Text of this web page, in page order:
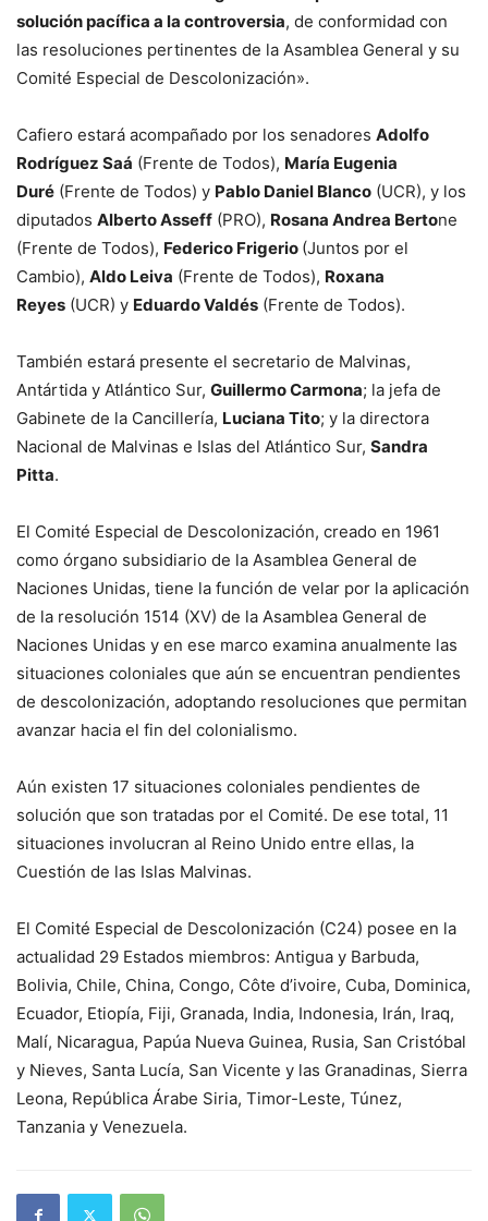
solución pacífica a la controversia, de conformidad con
las resoluciones pertinentes de la Asamblea General y su
Comité Especial de Descolonización».
Cafiero estará acompañado por los senadores Adolfo
Rodríguez Saá (Frente de Todos), María Eugenia
Duré (Frente de Todos) y Pablo Daniel Blanco (UCR), y los
diputados Alberto Asseff (PRO), Rosana Andrea Bertone
(Frente de Todos), Federico Frigerio (Juntos por el
Cambio), Aldo Leiva (Frente de Todos), Roxana
Reyes (UCR) y Eduardo Valdés (Frente de Todos).
También estará presente el secretario de Malvinas,
Antártida y Atlántico Sur, Guillermo Carmona; la jefa de
Gabinete de la Cancillería, Luciana Tito; y la directora
Nacional de Malvinas e Islas del Atlántico Sur, Sandra
Pitta.
El Comité Especial de Descolonización, creado en 1961
como órgano subsidiario de la Asamblea General de
Naciones Unidas, tiene la función de velar por la aplicación
de la resolución 1514 (XV) de la Asamblea General de
Naciones Unidas y en ese marco examina anualmente las
situaciones coloniales que aún se encuentran pendientes
de descolonización, adoptando resoluciones que permitan
avanzar hacia el fin del colonialismo.
Aún existen 17 situaciones coloniales pendientes de
solución que son tratadas por el Comité. De ese total, 11
situaciones involucran al Reino Unido entre ellas, la
Cuestión de las Islas Malvinas.
El Comité Especial de Descolonización (C24) posee en la
actualidad 29 Estados miembros: Antigua y Barbuda,
Bolivia, Chile, China, Congo, Côte d’ivoire, Cuba, Dominica,
Ecuador, Etiopía, Fiji, Granada, India, Indonesia, Irán, Iraq,
Malí, Nicaragua, Papúa Nueva Guinea, Rusia, San Cristóbal
y Nieves, Santa Lucía, San Vicente y las Granadinas, Sierra
Leona, República Árabe Siria, Timor-Leste, Túnez,
Tanzania y Venezuela.